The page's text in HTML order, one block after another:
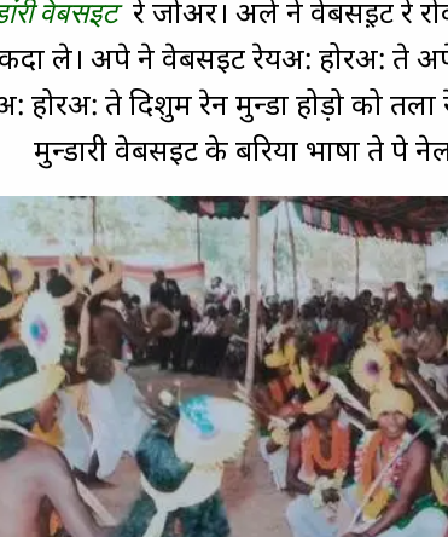
वेबसइटरे जोअर। अले ने वेबसइ़ट रे
ले। अपे ने वेबसइट रेयअ: होरअ: ते
होरअ: ते दिशुम रेन मुन्डा होड़ो को
मुन्डारी वेबसइट के बरिया भाषा ते पे